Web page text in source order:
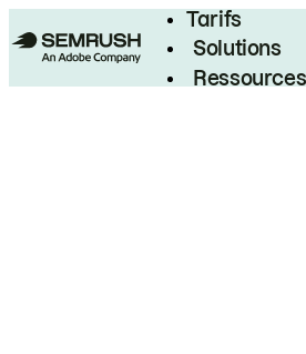
Tarifs
Solutions
Ressources